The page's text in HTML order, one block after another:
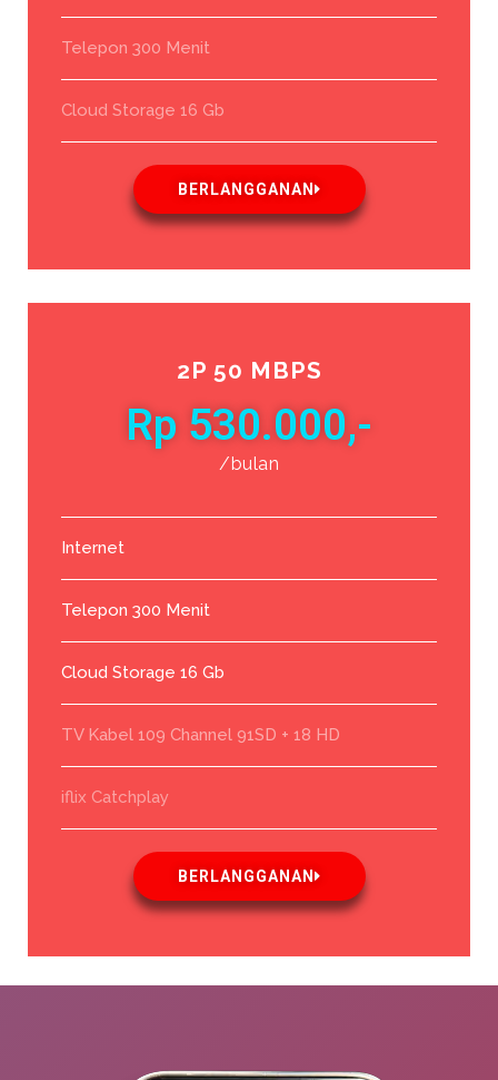
Telepon 300 Menit
Cloud Storage 16 Gb
BERLANGGANAN
2P 50 MBPS
Rp 530.000,-
/bulan
Internet
Telepon 300 Menit
Cloud Storage 16 Gb
TV Kabel 109 Channel 91SD + 18 HD
iflix Catchplay
BERLANGGANAN